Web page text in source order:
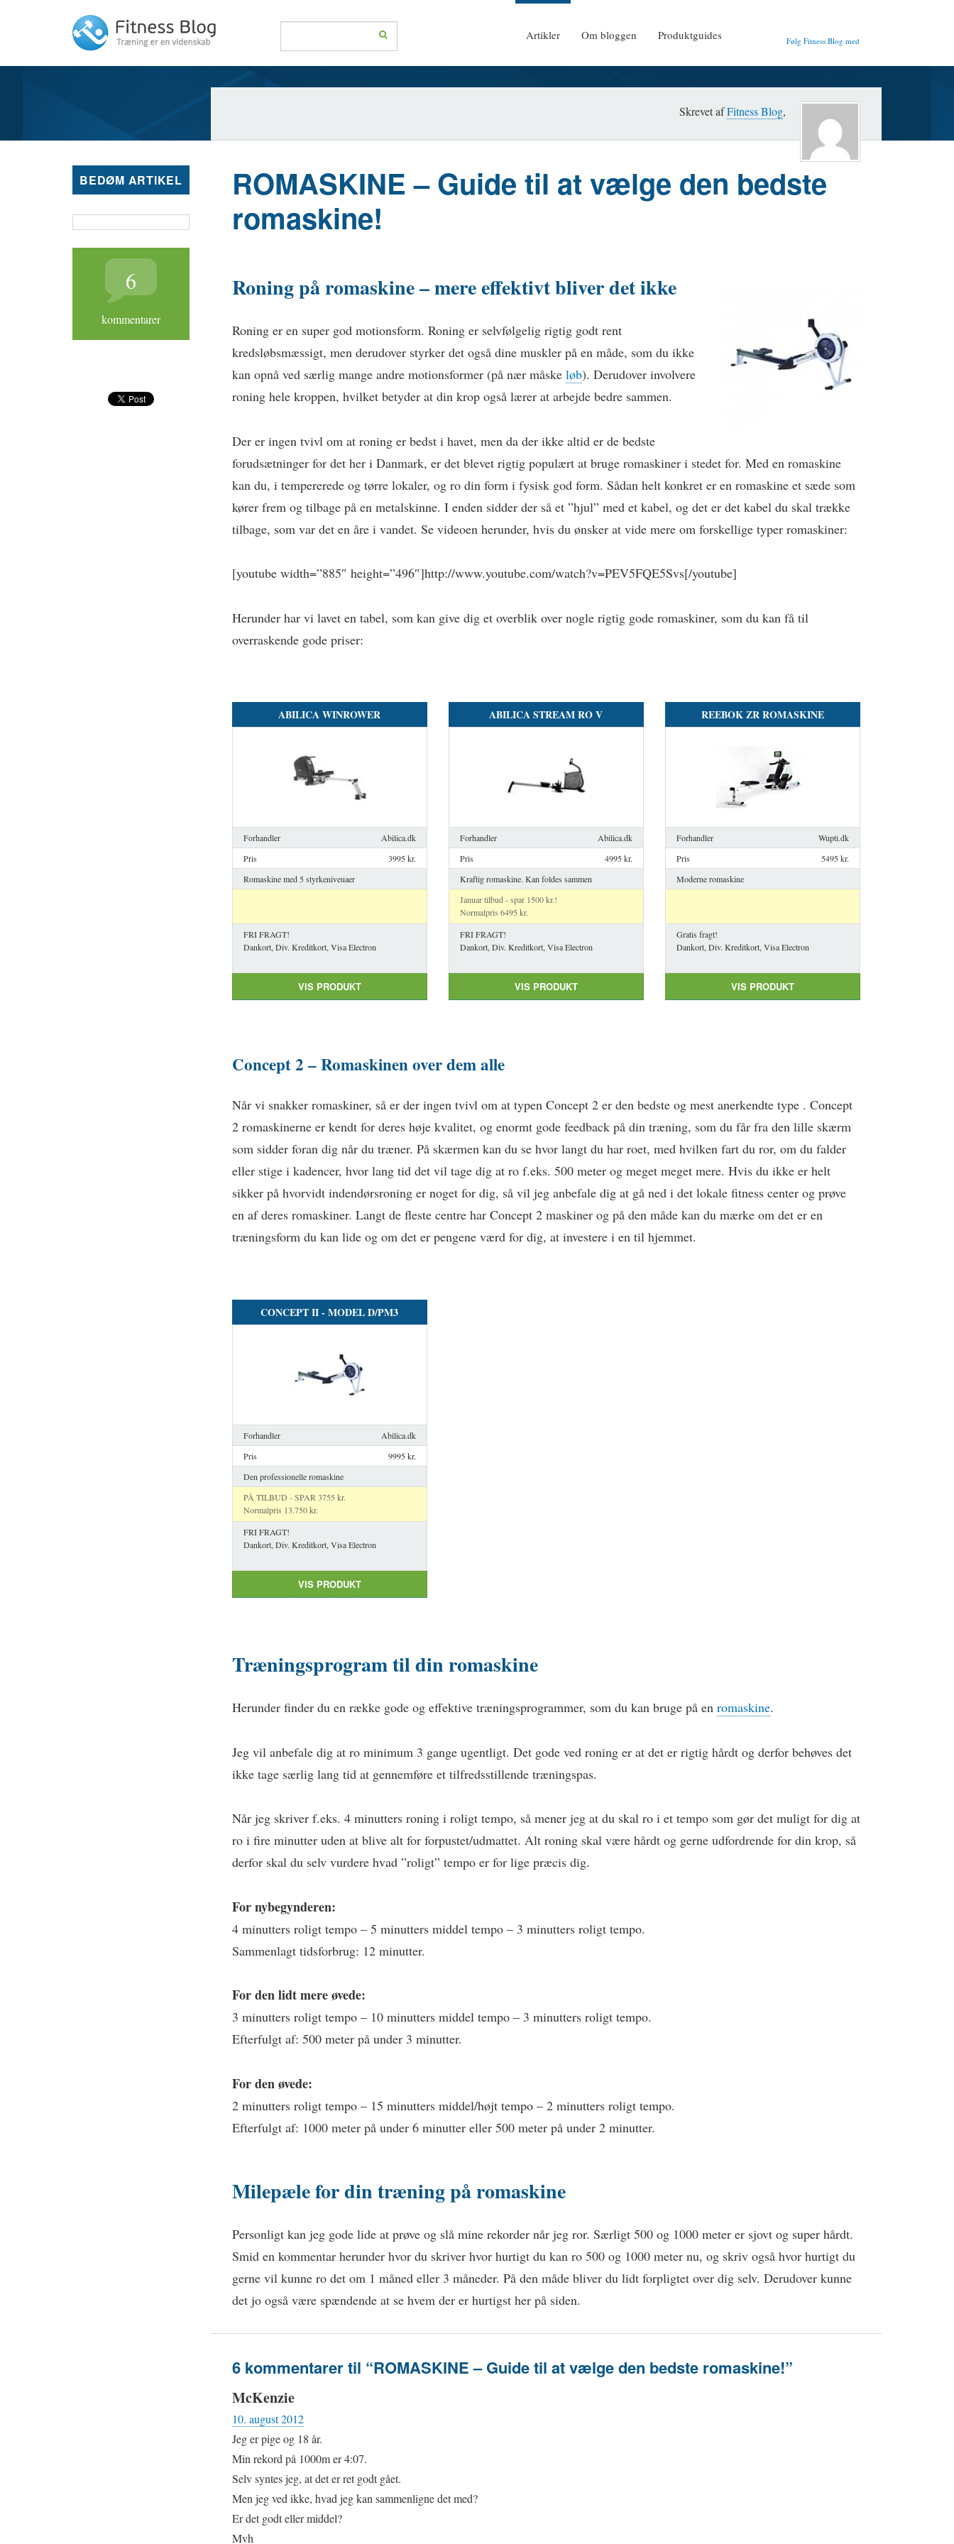
Artikler Om bloggen Produktguides Følg Fitness Blog med
Skrevet afFitness Blog,
BEDØM ARTIKEL
6
kommentarer
ROMASKINE – Guide til at vælge den bedste
romaskine!
Roning på romaskine – mere effektivt bliver det ikke
Roning er en super god motionsform. Roning er selvfølgelig rigtig godt rent
kredsløbsmæssigt, men derudover styrker det også dine muskler på en måde, som du ikke
kan opnå ved særlig mange andre motionsformer (på nær måske løb). Derudover involvere
roning hele kroppen, hvilket betyder at din krop også lærer at arbejde bedre sammen.
Der er ingen tvivl om at roning er bedst i havet, men da der ikke altid er de bedste
forudsætninger for det her i Danmark, er det blevet rigtig populært at bruge romaskiner i stedet for. Med en romaskine
kan du, i tempererede og tørre lokaler, og ro din form i fysisk god form. Sådan helt konkret er en romaskine et sæde som
kører frem og tilbage på en metalskinne. I enden sidder der så et ”hjul” med et kabel, og det er det kabel du skal trække
tilbage, som var det en åre i vandet. Se videoen herunder, hvis du ønsker at vide mere om forskellige typer romaskiner:
[youtube width=”885″ height=”496″]http://www.youtube.com/watch?v=PEV5FQE5Svs[/youtube]
Herunder har vi lavet en tabel, som kan give dig et overblik over nogle rigtig gode romaskiner, som du kan få til
overraskende gode priser:
ABILICA WINROWER
Forhandler
Abilica.dk
Pris
3995 kr.
Romaskine med 5 styrkeniveuaer
FRI FRAGT!
Dankort, Div. Kreditkort, Visa Electron
VIS PRODUKT
ABILICA STREAM RO V
Forhandler
Abilica.dk
Pris
4995 kr.
Kraftig romaskine. Kan foldes sammen
Januar tilbud - spar 1500 kr.!
Normalpris 6495 kr.
FRI FRAGT!
Dankort, Div. Kreditkort, Visa Electron
VIS PRODUKT
REEBOK ZR ROMASKINE
Forhandler
Wupti.dk
Pris
5495 kr.
Moderne romaskine
Gratis fragt!
Dankort, Div. Kreditkort, Visa Electron
VIS PRODUKT
Concept 2 – Romaskinen over dem alle
Når vi snakker romaskiner, så er der ingen tvivl om at typen Concept 2 er den bedste og mest anerkendte type . Concept
2 romaskinerne er kendt for deres høje kvalitet, og enormt gode feedback på din træning, som du får fra den lille skærm
som sidder foran dig når du træner. På skærmen kan du se hvor langt du har roet, med hvilken fart du ror, om du falder
eller stige i kadencer, hvor lang tid det vil tage dig at ro f.eks. 500 meter og meget meget mere. Hvis du ikke er helt
sikker på hvorvidt indendørsroning er noget for dig, så vil jeg anbefale dig at gå ned i det lokale fitness center og prøve
en af deres romaskiner. Langt de fleste centre har Concept 2 maskiner og på den måde kan du mærke om det er en
træningsform du kan lide og om det er pengene værd for dig, at investere i en til hjemmet.
CONCEPT II - MODEL D/PM3
Forhandler
Abilica.dk
Pris
9995 kr.
Den professionelle romaskine
PÅ TILBUD - SPAR 3755 kr.
Normalpris 13.750 kr.
FRI FRAGT!
Dankort, Div. Kreditkort, Visa Electron
VIS PRODUKT
Træningsprogram til din romaskine
Herunder finder du en række gode og effektive træningsprogrammer, som du kan bruge på en romaskine.
Jeg vil anbefale dig at ro minimum 3 gange ugentligt. Det gode ved roning er at det er rigtig hårdt og derfor behøves det
ikke tage særlig lang tid at gennemføre et tilfredsstillende træningspas.
Når jeg skriver f.eks. 4 minutters roning i roligt tempo, så mener jeg at du skal ro i et tempo som gør det muligt for dig at
ro i fire minutter uden at blive alt for forpustet/udmattet. Alt roning skal være hårdt og gerne udfordrende for din krop, så
derfor skal du selv vurdere hvad ”roligt” tempo er for lige præcis dig.
For nybegynderen:
4 minutters roligt tempo – 5 minutters middel tempo – 3 minutters roligt tempo.
Sammenlagt tidsforbrug: 12 minutter.
For den lidt mere øvede:
3 minutters roligt tempo – 10 minutters middel tempo – 3 minutters roligt tempo.
Efterfulgt af: 500 meter på under 3 minutter.
For den øvede:
2 minutters roligt tempo – 15 minutters middel/højt tempo – 2 minutters roligt tempo.
Efterfulgt af: 1000 meter på under 6 minutter eller 500 meter på under 2 minutter.
Milepæle for din træning på romaskine
Personligt kan jeg gode lide at prøve og slå mine rekorder når jeg ror. Særligt 500 og 1000 meter er sjovt og super hårdt.
Smid en kommentar herunder hvor du skriver hvor hurtigt du kan ro 500 og 1000 meter nu, og skriv også hvor hurtigt du
gerne vil kunne ro det om 1 måned eller 3 måneder. På den måde bliver du lidt forpligtet over dig selv. Derudover kunne
det jo også være spændende at se hvem der er hurtigst her på siden.
6 kommentarer til “ROMASKINE – Guide til at vælge den bedste romaskine!”
McKenzie
10. august 2012
Jeg er pige og 18 år.
Min rekord på 1000m er 4:07.
Selv syntes jeg, at det er ret godt gået.
Men jeg ved ikke, hvad jeg kan sammenligne det med?
Er det godt eller middel?
Mvh